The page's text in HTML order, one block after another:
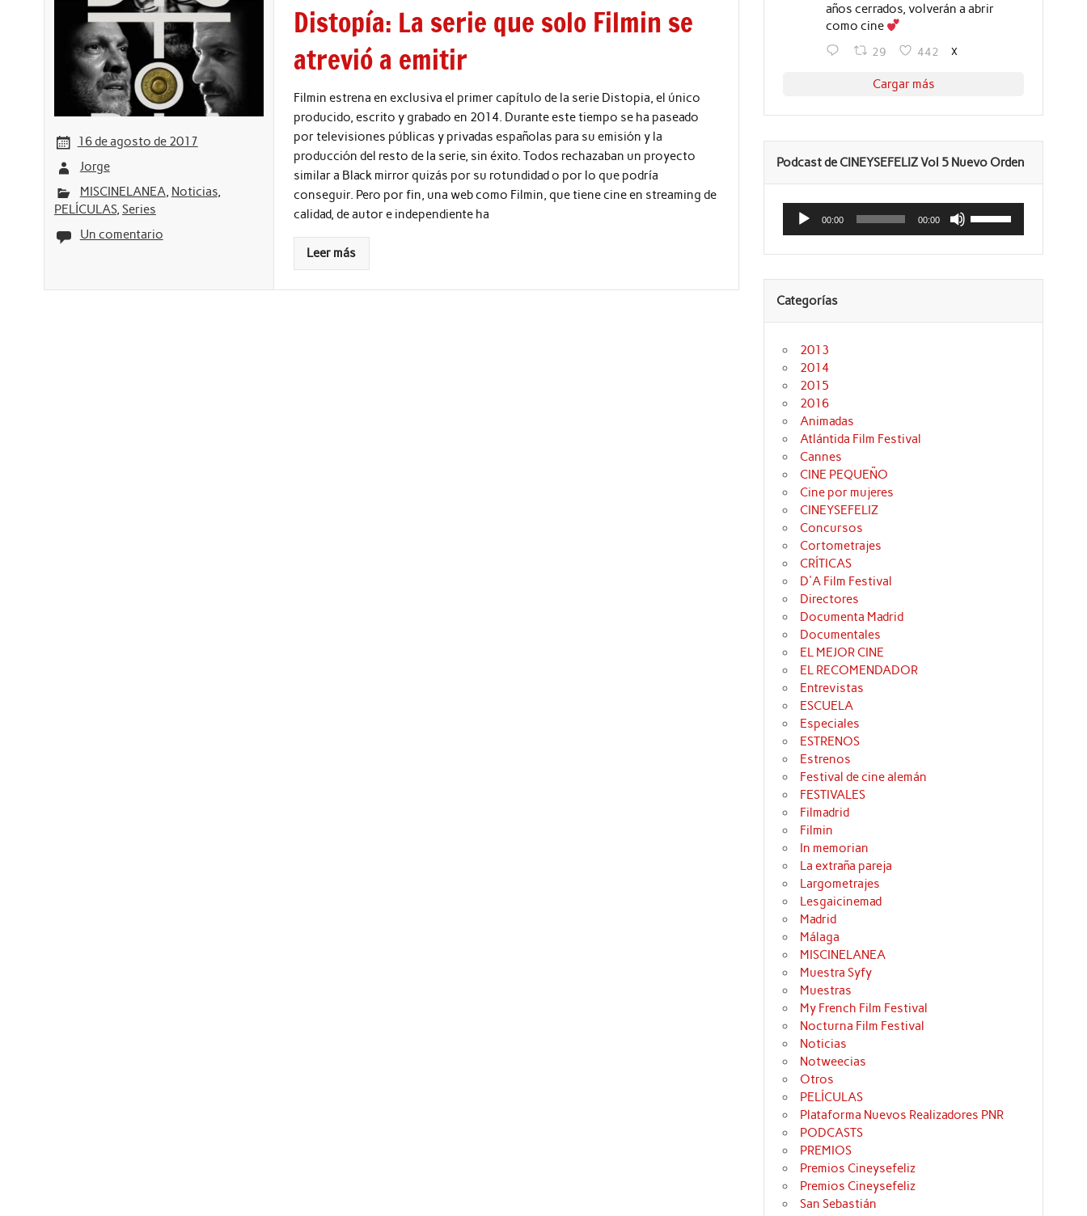
16 de agosto de 2017
Jorge
MISCINELANEA, Noticias,
PELÍCULAS, Series
Un comentario
Distopía: La serie que solo Filmin se
atrevió a emitir
Filmin estrena en exclusiva el primer capítulo de la serie Distopia, el único
producido, escrito y grabado en 2014. Durante este tiempo se ha paseado
por televisiones públicas y privadas españolas para su emisión y la
producción del resto de la serie, sin éxito. Todos rechazaban un proyecto
similar a Black mirror quizás por su rotundidad o por lo que podría
conseguir. Pero por fin, una web como Filmin, que tiene cine en streaming de
calidad, de autor e independiente ha
Leer más
años cerrados, volverán a abrir
como cine
29 442 X
Cargar más
Podcast de CINEYSEFELIZ Vol 5 Nuevo Orden
Reproductor
audio
00:00 00:00
las
teclas
flecha
para
Categorías
2013
2014
2015
2016
Animadas
Atlántida Film Festival
Cannes
CINE PEQUEÑO
Cine por mujeres
CINEYSEFELIZ
Concursos
Cortometrajes
CRÍTICAS
D'A Film Festival
Directores
Documenta Madrid
Documentales
EL MEJOR CINE
EL RECOMENDADOR
Entrevistas
ESCUELA
Especiales
ESTRENOS
Estrenos
Festival de cine alemán
FESTIVALES
Filmadrid
Filmin
In memorian
La extraña pareja
Largometrajes
Lesgaicinemad
Madrid
Málaga
MISCINELANEA
Muestra Syfy
Muestras
My French Film Festival
Nocturna Film Festival
Noticias
Notweecias
Otros
PELÍCULAS
Plataforma Nuevos Realizadores PNR
PODCASTS
PREMIOS
Premios Cineysefeliz
Premios Cineysefeliz
San Sebastián